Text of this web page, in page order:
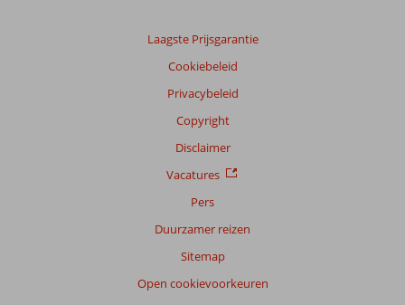
Laagste Prijsgarantie
Cookiebeleid
Privacybeleid
Copyright
Disclaimer
Vacatures
Pers
Duurzamer reizen
Sitemap
Open cookievoorkeuren